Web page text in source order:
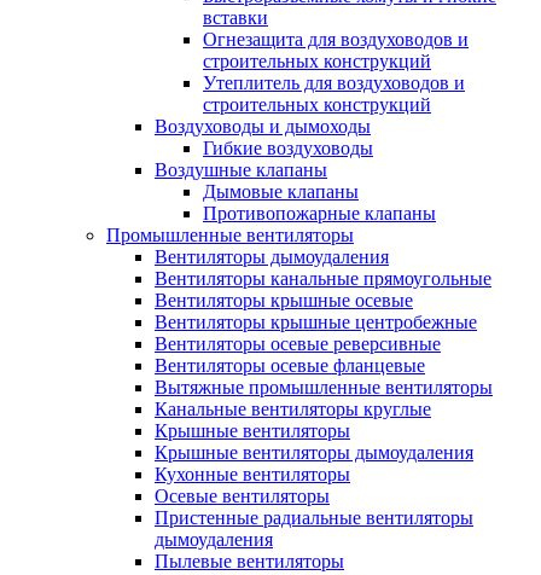
вставки
Огнезащита для воздуховодов и
строительных конструкций
Утеплитель для воздуховодов и
строительных конструкций
Воздуховоды и дымоходы
Гибкие воздуховоды
Воздушные клапаны
Дымовые клапаны
Противопожарные клапаны
Промышленные вентиляторы
Вентиляторы дымоудаления
Вентиляторы канальные прямоугольные
Вентиляторы крышные осевые
Вентиляторы крышные центробежные
Вентиляторы осевые реверсивные
Вентиляторы осевые фланцевые
Вытяжные промышленные вентиляторы
Канальные вентиляторы круглые
Крышные вентиляторы
Крышные вентиляторы дымоудаления
Кухонные вентиляторы
Осевые вентиляторы
Пристенные радиальные вентиляторы
дымоудаления
Пылевые вентиляторы